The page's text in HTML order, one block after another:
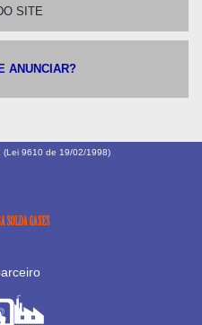
SITE
ANUNCIAR?
(Lei 9610 de 19/02/1998)